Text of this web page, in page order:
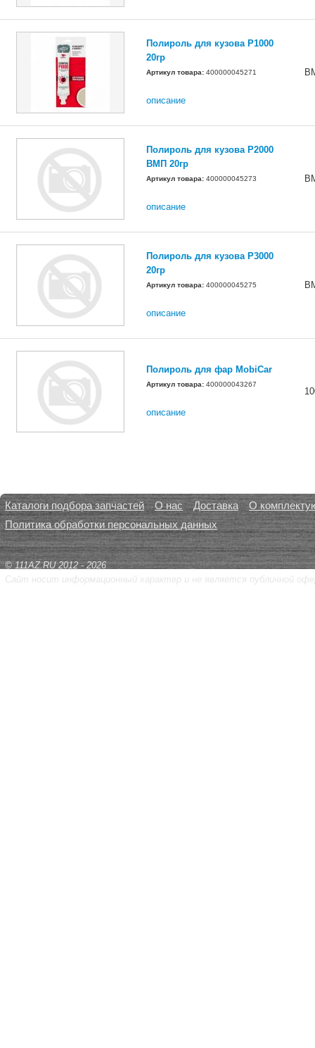
Полироль для кузова P1000
20гр
Артикул товара: 400000045271
описание
Полироль для кузова P2000
ВМП 20гр
Артикул товара: 400000045273
описание
Полироль для кузова P3000
20гр
Артикул товара: 400000045275
описание
Полироль для фар MobiCar
Артикул товара: 400000043267
описание
Каталоги подбора запчастей О нас Доставка
О
Политика обработки персональных данных
© 111AZ.RU 2012 - 2026
Сайт носит информационный характер и не является публичной